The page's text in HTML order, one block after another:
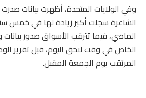
وفي الولايات المتحدة، أظهرت بيانات
الشاغرة سجلت أكبر زيادة لها في خمس
الماضي، فيما تترقب الأسواق صدور
الخاص في وقت لاحق اليوم، قبل تقرير
المرتقب يوم الجمعة المقبل.